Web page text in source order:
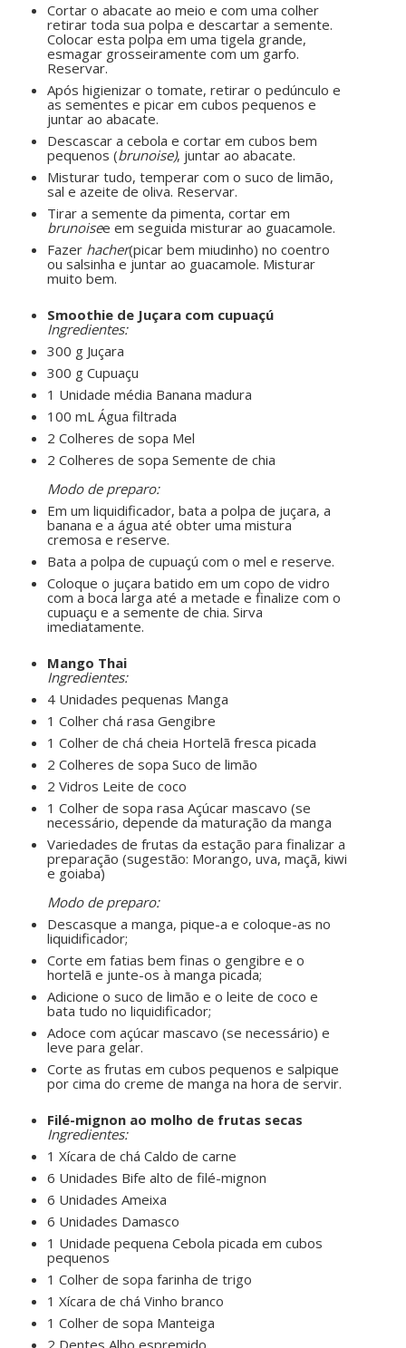
Cortar o abacate ao meio e com uma colher
retirar toda sua polpa e descartar a semente.
Colocar esta polpa em uma tigela grande,
esmagar grosseiramente com um garfo.
Reservar.
Após higienizar o tomate, retirar o pedúnculo e
as sementes e picar em cubos pequenos e
juntar ao abacate.
Descascar a cebola e cortar em cubos bem
pequenos (brunoise), juntar ao abacate.
Misturar tudo, temperar com o suco de limão,
sal e azeite de oliva. Reservar.
Tirar a semente da pimenta, cortar em
brunoisee em seguida misturar ao guacamole.
Fazer hacher(picar bem miudinho) no coentro
ou salsinha e juntar ao guacamole. Misturar
muito bem.
Smoothie de Juçara com cupuaçú
Ingredientes:
300 g Juçara
300 g Cupuaçu
1 Unidade média Banana madura
100 mL Água filtrada
2 Colheres de sopa Mel
2 Colheres de sopa Semente de chia
Modo de preparo:
Em um liquidificador, bata a polpa de juçara, a
banana e a água até obter uma mistura
cremosa e reserve.
Bata a polpa de cupuaçú com o mel e reserve.
Coloque o juçara batido em um copo de vidro
com a boca larga até a metade e finalize com o
cupuaçu e a semente de chia. Sirva
imediatamente.
Mango Thai
Ingredientes:
4 Unidades pequenas Manga
1 Colher chá rasa Gengibre
1 Colher de chá cheia Hortelã fresca picada
2 Colheres de sopa Suco de limão
2 Vidros Leite de coco
1 Colher de sopa rasa Açúcar mascavo (se
necessário, depende da maturação da manga
Variedades de frutas da estação para finalizar a
preparação (sugestão: Morango, uva, maçã, kiwi
e goiaba)
Modo de preparo:
Descasque a manga, pique-a e coloque-as no
liquidificador;
Corte em fatias bem finas o gengibre e o
hortelã e junte-os à manga picada;
Adicione o suco de limão e o leite de coco e
bata tudo no liquidificador;
Adoce com açúcar mascavo (se necessário) e
leve para gelar.
Corte as frutas em cubos pequenos e salpique
por cima do creme de manga na hora de servir.
ㅤㅤ ㅤㅤ ㅤㅤ
Filé-mignon ao molho de frutas secas
Ingredientes:
1 Xícara de chá Caldo de carne
6 Unidades Bife alto de filé-mignon
6 Unidades Ameixa
6 Unidades Damasco
1 Unidade pequena Cebola picada em cubos
pequenos
1 Colher de sopa farinha de trigo
1 Xícara de chá Vinho branco
1 Colher de sopa Manteiga